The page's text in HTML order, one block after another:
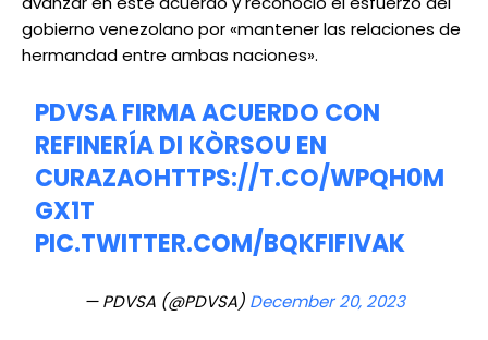
gobierno venezolano por «mantener las relaciones de
hermandad entre ambas naciones».
PDVSA FIRMA ACUERDO CON
REFINERÍA DI KÒRSOU EN
CURAZAOHTTPS://T.CO/WPQH0M
GX1T
PIC.TWITTER.COM/BQKFIFIVAK
— PDVSA (@PDVSA) December 20, 2023